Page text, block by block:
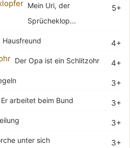
5+
Mein Uri, der
Sprücheklop...
4+
Hausfreund
4+
Der Opa ist ein Schlitzohr
3+
3+
Er arbeitet beim Bund
3+
3+
unter sich